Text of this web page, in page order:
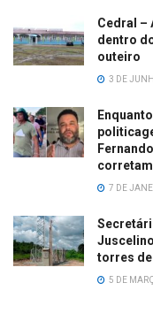
Cedral –
dentro
outeiro
3 DE
7 DE
torres de
5 DE